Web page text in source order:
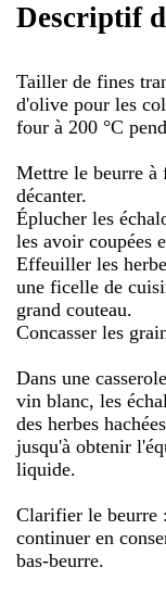
Descriptif
Tailler de fines
d'olive pour les
four à 200 °C
Mettre le beurre à
décanter.
Éplucher les
les avoir coupées
Effeuiller les
une ficelle de
grand couteau.
Concasser les
Dans une
vin blanc, les
des herbes
jusqu'à obtenir
liquide.
Clarifier le beurre
continuer en
bas-beurre.